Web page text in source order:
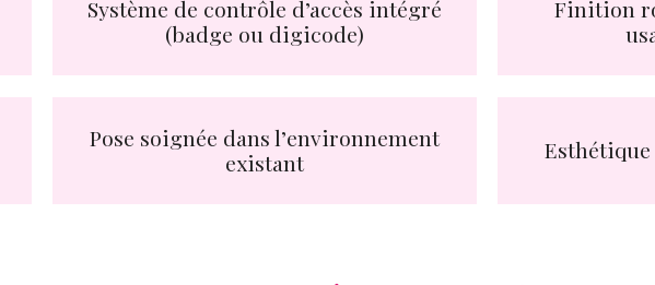
Système de contrôle d’accès intégré
(badge ou digicode)
Finition
Pose soignée dans l’environnement
existant